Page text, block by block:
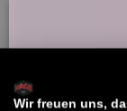
Sei
Wir freuen uns,